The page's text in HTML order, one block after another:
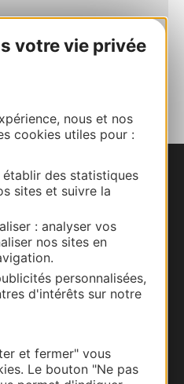
votre vie privée
nous et nos
cookies utiles pour :
établir des statistiques
sites et suivre la
: analyser vos
nos sites en
personnalisées,
d'intérêts sur notre
et fermer" vous
Le bouton "Ne pas